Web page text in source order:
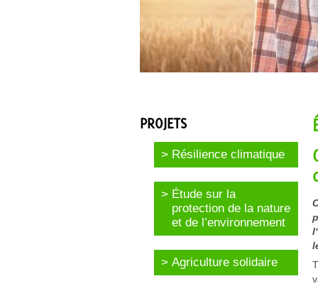
PROJETS
Résilience climatique
Étude sur la
protection de la nature
et de l’environnement
Agriculture solidaire